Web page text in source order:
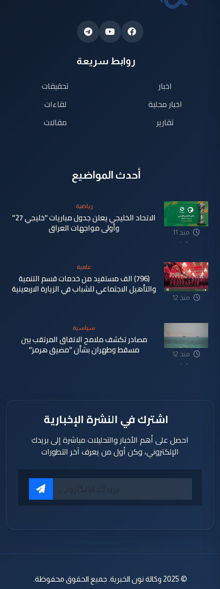
روابط سريعة
اخبار
اخبار محلية
تقارير
تحقيقات
لقاءات
مقالات
أحدث المواضيع
منذ 11
ساعة
رياضية
الاتحاد الخليجي يعلن جدول مباريات "خليجي 27"
وأولى مواجهات العراق
منذ 12
علمية
(796) الف مستفيد من خدمات قسم التنمية
والتأهيل الاجتماعي للشباب في الزيارة الاربعينية
منذ 12
ساعة
سياسية
مصادر تكشف ملامح الاتفاق المرتقب بين
مسقط وطهران بشأن "مضيق هرمز"
اشترك في النشرة الإخبارية
احصل على أهم الأخبار والتحليلات مباشرة إلى بريدك
الإلكتروني، وكن أول من يعرف آخر التطورات
© 2025 وكالة نون الخبرية. جميع الحقوق محفوظة.